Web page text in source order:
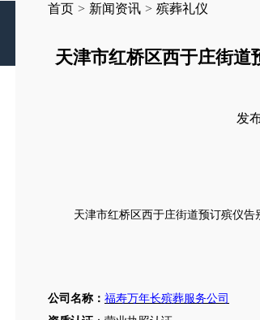
首页 > 新闻资讯 > 殡葬礼仪
天津市红桥区西于庄街道
发
天津市红桥区西于庄街道预订殡仪告
公司名称： 福寿万年长殡葬服务公司